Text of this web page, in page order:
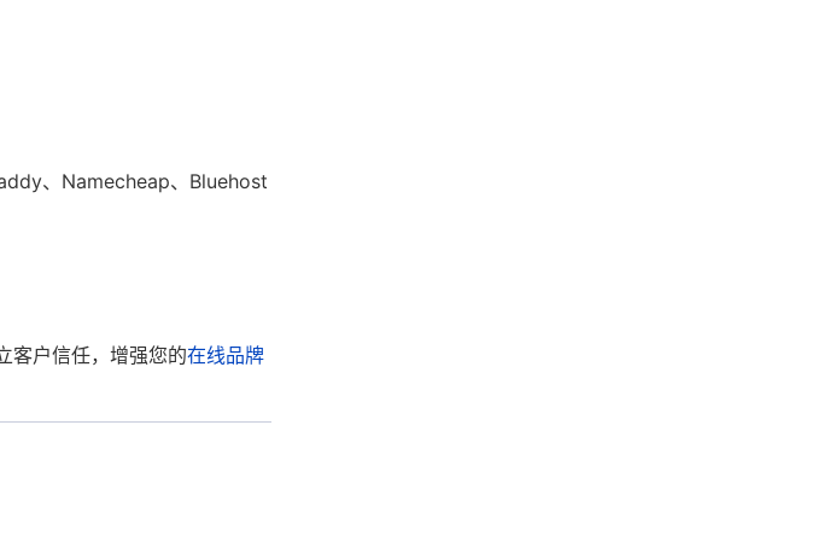
、Namecheap、Bluehost
客户信任，增强您的在线品牌